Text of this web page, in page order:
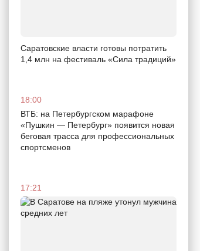
Саратовские власти готовы потратить
1,4 млн на фестиваль «Сила традиций»
18:00
ВТБ: на Петербургском марафоне
«Пушкин — Петербург» появится новая
беговая трасса для профессиональных
спортсменов
17:21